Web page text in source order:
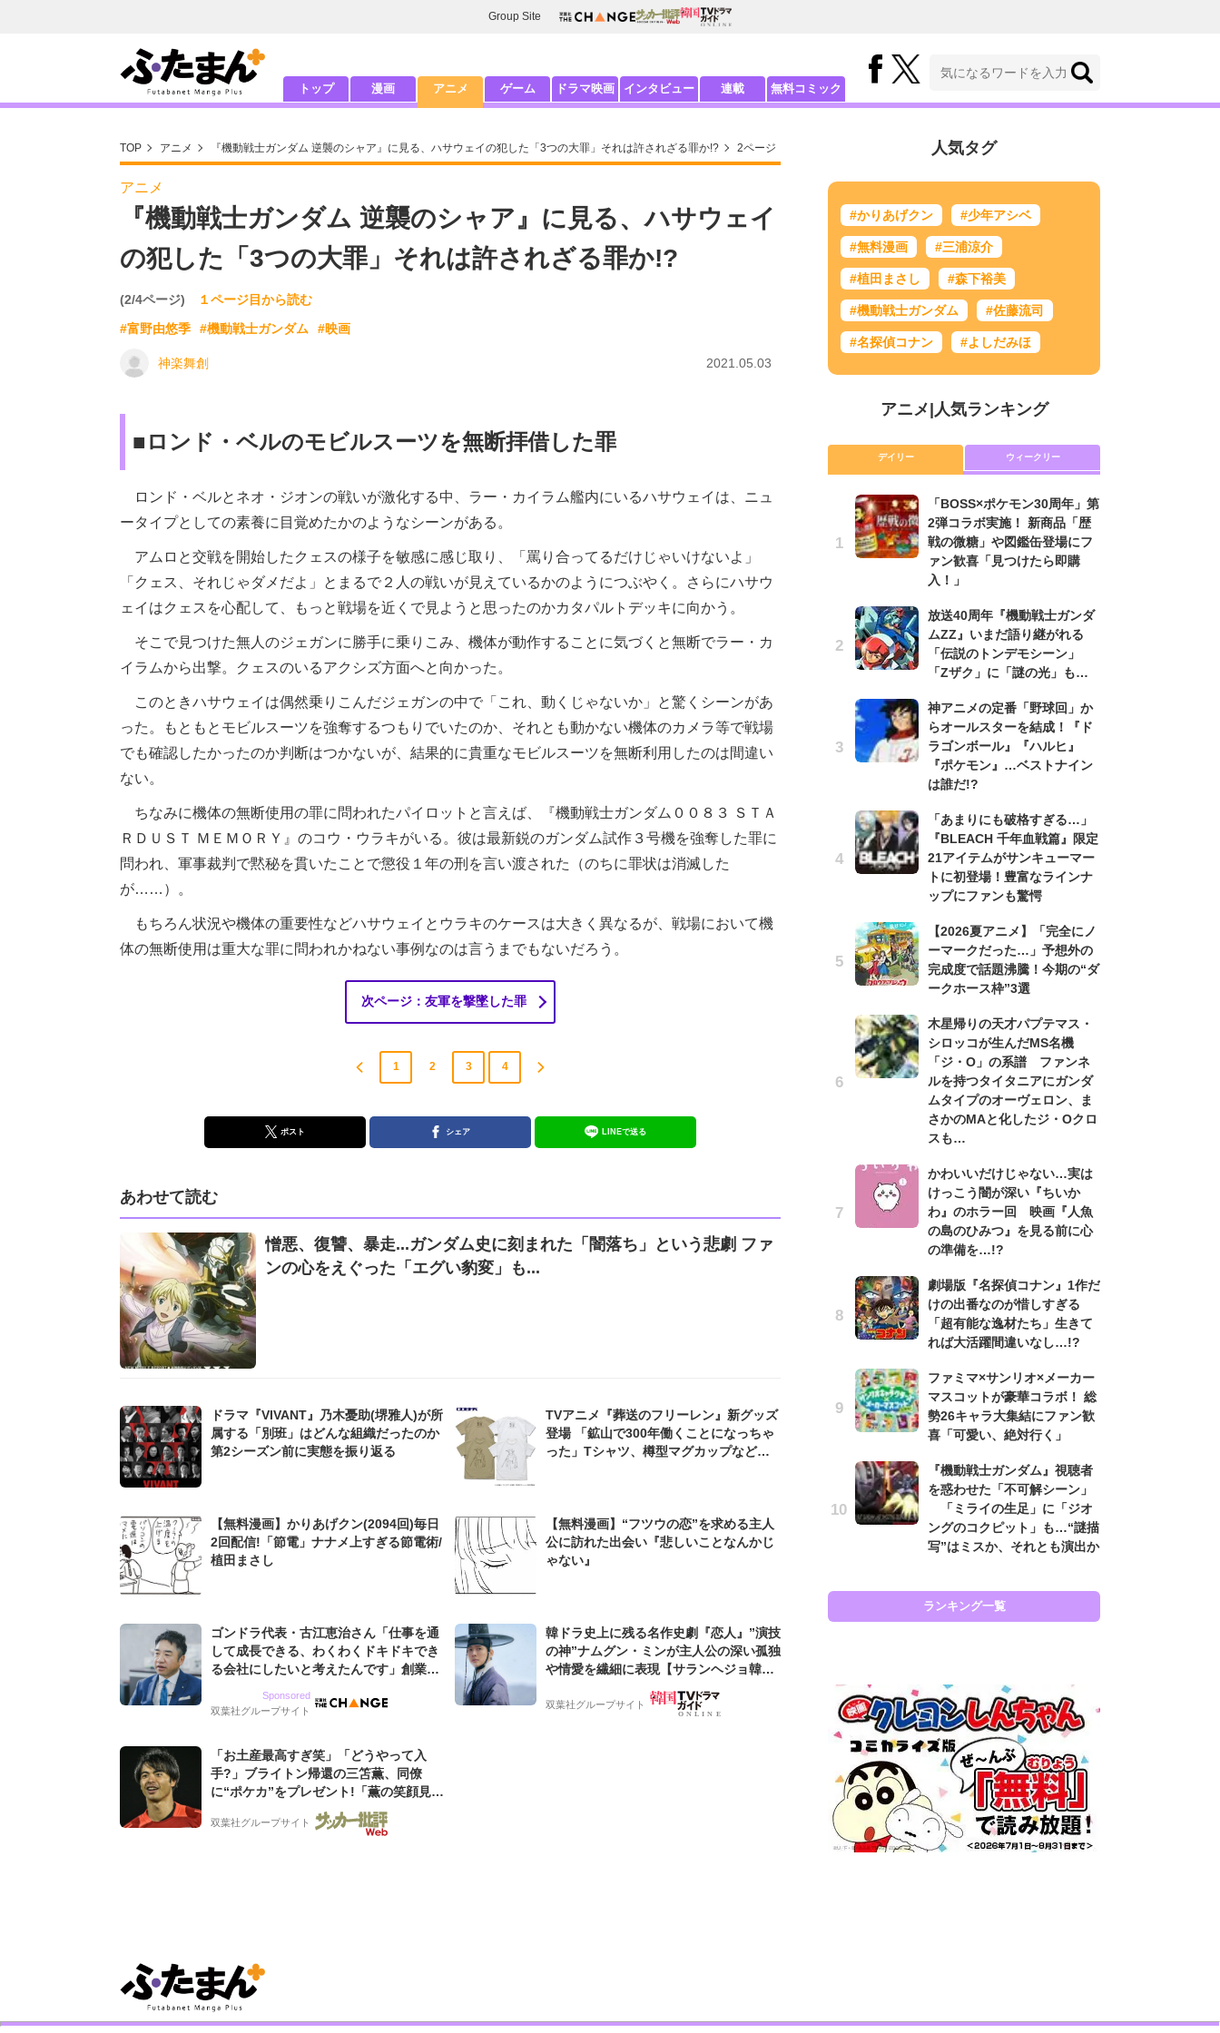
Group Site
トップ 漫画 アニメ ゲーム ドラマ映画 インタビュー 連載 無料コミック
TOP アニメ 『機動戦士ガンダム 逆襲のシャア』に見る、ハサウェイの犯した「3つの大罪」それは許されざる罪か!? 2ページ
アニメ
『機動戦士ガンダム 逆襲のシャア』に見る、ハサウェイ
の犯した「3つの大罪」それは許されざる罪か!?
(2/4ページ)
１ページ目から読む
#富野由悠季
#機動戦士ガンダム #映画
神楽舞創 2021.05.03
■ロンド・ベルのモビルスーツを無断拝借した罪
ロンド・ベルとネオ・ジオンの戦いが激化する中、ラー・カイラム艦内にいるハサウェイは、ニュ
ータイプとしての素養に目覚めたかのようなシーンがある。
アムロと交戦を開始したクェスの様子を敏感に感じ取り、「罵り合ってるだけじゃいけないよ」
「クェス、それじゃダメだよ」とまるで２人の戦いが見えているかのようにつぶやく。さらにハサウ
ェイはクェスを心配して、もっと戦場を近くで見ようと思ったのかカタパルトデッキに向かう。
そこで見つけた無人のジェガンに勝手に乗りこみ、機体が動作することに気づくと無断でラー・カ
イラムから出撃。クェスのいるアクシズ方面へと向かった。
このときハサウェイは偶然乗りこんだジェガンの中で「これ、動くじゃないか」と驚くシーンがあ
った。もともとモビルスーツを強奪するつもりでいたのか、それとも動かない機体のカメラ等で戦場
でも確認したかったのか判断はつかないが、結果的に貴重なモビルスーツを無断利用したのは間違い
ない。
ちなみに機体の無断使用の罪に問われたパイロットと言えば、『機動戦士ガンダム００８３ ＳＴＡ
ＲＤＵＳＴ ＭＥＭＯＲＹ』のコウ・ウラキがいる。彼は最新鋭のガンダム試作３号機を強奪した罪に
問われ、軍事裁判で黙秘を貫いたことで懲役１年の刑を言い渡された（のちに罪状は消滅した
が……）。
もちろん状況や機体の重要性などハサウェイとウラキのケースは大きく異なるが、戦場において機
体の無断使用は重大な罪に問われかねない事例なのは言うまでもないだろう。
次ページ：友軍を撃墜した罪
1 2 3 4
ポスト シェア LINEで送る
あわせて読む
憎悪、復讐、暴走...ガンダム史に刻まれた「闇落ち」という悲劇 ファ
ンの心をえぐった「エグい豹変」も...
ドラマ『VIVANT』乃木憂助(堺雅人)が所
属する「別班」はどんな組織だったのか
第2シーズン前に実態を振り返る
TVアニメ『葬送のフリーレン』新グッズ
登場 「鉱山で300年働くことになっちゃ
った」Tシャツ、樽型マグカップなどの
【無料漫画】かりあげクン(2094回)毎日
2回配信!「節電」ナナメ上すぎる節電術/
植田まさし
【無料漫画】“フツウの恋”を求める主人
公に訪れた出会い『悲しいことなんかじ
ゃない』
ゴンドラ代表・古江恵治さん「仕事を通
して成長できる、わくわくドキドキでき
る会社にしたいと考えたんです」創業来
グ会社のアイデンティティ
Sponsored
双葉社グループサイト
韓ドラ史上に残る名作史劇『恋人』”演技
の神”ナムグン・ミンが主人公の深い孤独
や情愛を繊細に表現【サランヘジョ韓ド
双葉社グループサイト
「お土産最高すぎ笑」「どうやって入
手?」ブライトン帰還の三笘薫、同僚
に“ポケカ”をプレゼント!「薫の笑顔見れ
てよかった」「大喜びのリュテル可愛す
ぎ」
双葉社グループサイト
人気タグ
#かりあげクン #少年アシベ
#無料漫画 #三浦涼介
#植田まさし #森下裕美
#機動戦士ガンダム #佐藤流司
#名探偵コナン #よしだみほ
アニメ| 人気ランキング
デイリー ウィークリー
「BOSS×ポケモン30周年」第
2弾コラボ実施！ 新商品「歴
戦の微糖」や図鑑缶登場にフ
ァン歓喜「見つけたら即購
入！」
放送40周年『機動戦士ガンダ
ムZZ』いまだ語り継がれる
「伝説のトンデモシーン」
「Zザク」に「謎の光」も…
神アニメの定番「野球回」か
らオールスターを結成！『ド
ラゴンボール』『ハルヒ』
『ポケモン』…ベストナイン
は誰だ!?
「あまりにも破格すぎる…」
『BLEACH 千年血戦篇』限定
21アイテムがサンキューマー
トに初登場！豊富なラインナ
ップにファンも驚愕
【2026夏アニメ】「完全にノ
ーマークだった…」予想外の
完成度で話題沸騰！今期の“ダ
ークホース枠”3選
木星帰りの天才パプテマス・
シロッコが生んだMS名機
「ジ・O」の系譜 ファンネ
ルを持つタイタニアにガンダ
ムタイプのオーヴェロン、ま
さかのMAと化したジ・Oクロ
スも…
かわいいだけじゃない…実は
けっこう闇が深い『ちいか
わ』のホラー回 映画『人魚
の島のひみつ』を見る前に心
の準備を…!?
劇場版『名探偵コナン』1作だ
けの出番なのが惜しすぎる
「超有能な逸材たち」生きて
れば大活躍間違いなし…!?
ファミマ×サンリオ×メーカー
マスコットが豪華コラボ！ 総
勢26キャラ大集結にファン歓
喜「可愛い、絶対行く」
『機動戦士ガンダム』視聴者
を惑わせた「不可解シーン」
「ミライの生足」に「ジオ
ングのコクピット」も…“謎描
写”はミスか、それとも演出か
ランキング一覧